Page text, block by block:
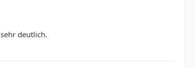
deutlich.